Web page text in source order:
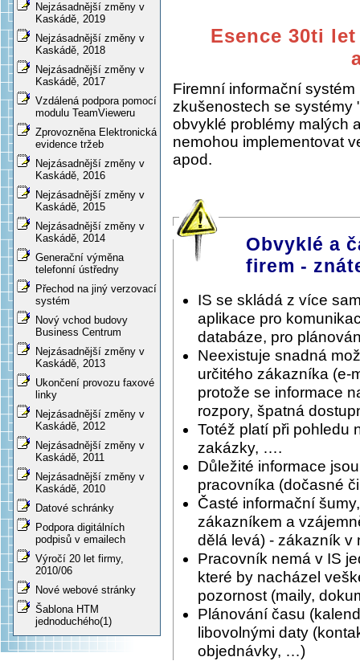
Nejzásadnější změny v
Kaskádě, 2019
Nejzásadnější změny v
Kaskádě, 2018
Nejzásadnější změny v
Kaskádě, 2017
Vzdálená podpora pomocí
modulu TeamVieweru
Zprovozněna Elektronická
evidence tržeb
Nejzásadnější změny v
Kaskádě, 2016
Nejzásadnější změny v
Kaskádě, 2015
Nejzásadnější změny v
Kaskádě, 2014
Generační výměna
telefonní ústředny
Přechod na jiný verzovací
systém
Nový vchod budovy
Business Centrum
Nejzásadnější změny v
Kaskádě, 2013
Ukončení provozu faxové
linky
Nejzásadnější změny v
Kaskádě, 2012
Nejzásadnější změny v
Kaskádě, 2011
Nejzásadnější změny v
Kaskádě, 2010
Datové schránky
Podpora digitálních
podpisů v emailech
Výročí 20 let firmy,
2010/06
Nové webové stránky
Šablona HTM
jednoduchého(1)
Esence 30ti
Firemní informační
zkušenostech se systémy
obvyklé problémy malých
nemohou implementovat
apod.
Obvyklé a
firem -
IS se skládá z více
aplikace pro
databáze, pro
Neexistuje snadná
určitého zákazníka (e-
protože se informace
rozpory, špatná
Totéž platí při pohledu
zakázky, ….
Důležité informace
pracovníka (dočasné
Časté informační
zákazníkem a
dělá levá) - zákazník v
Pracovník nemá v IS
které by nacházel
pozornost (maily,
Plánování času
libovolnými daty
objednávky, …)